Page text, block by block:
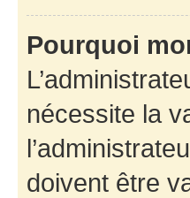
Pourquoi
nécessite la
doivent être